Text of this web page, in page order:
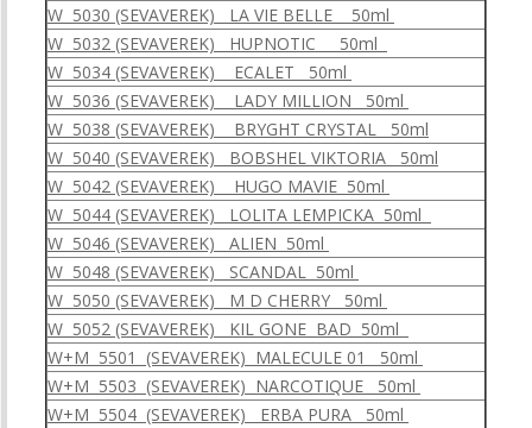
W 5030 (SEVAVEREK) LA VIE BELLE 50ml
W 5032 (SEVAVEREK) HUPNOTIC 50ml
W 5034 (SEVAVEREK) ECALET 50ml
W 5036 (SEVAVEREK) LADY MILLION 50ml
W 5038 (SEVAVEREK) BRYGHT CRYSTAL 50ml
W 5040 (SEVAVEREK) BOBSHEL VIKTORIA 50ml
W 5042 (SEVAVEREK) HUGO MAVIE 50ml
W 5044 (SEVAVEREK) LOLITA LEMPICKA 50ml
W 5046 (SEVAVEREK) ALIEN 50ml
W 5048 (SEVAVEREK) SCANDAL 50ml
W 5050 (SEVAVEREK) M D CHERRY 50ml
W 5052 (SEVAVEREK) KIL GONE BAD 50ml
W+M 5501 (SEVAVEREK) MALECULE 01 50ml
W+M 5503 (SEVAVEREK) NARCOTIQUE 50ml
W+M 5504 (SEVAVEREK) ERBA PURA 50ml